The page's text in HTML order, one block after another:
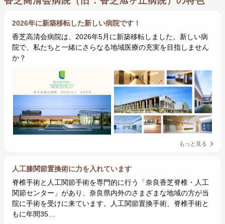
2026年に新築移転した新しい病院です！
香芝高清会病院は、2026年5月に新築移転しました。新しい病
院で、私たちと一緒にさらなる地域医療の充実を目指しません
か？
もっと見る
人工膝関節置換術に力を入れています
脊椎手術と人工関節手術を専門的に行う「奈良香芝脊椎・人工
関節センター」があり、奈良県内外のさまざまな地域の方が当
院に手術を受けに来ています。人工関節置換手術、脊椎手術と
もに年間35…